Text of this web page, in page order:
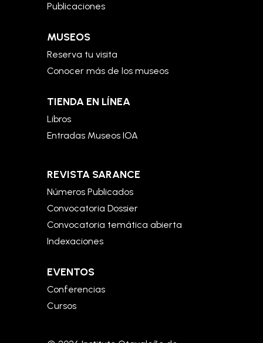
Publicaciones
MUSEOS
Reserva tu visita
Conocer más de los museos
TIENDA EN LÍNEA
Libros
Entradas Museos IOA
REVISTA SARANCE
Números Publicados
Convocatoria Dossier
Convocatoria temática abierta
Indexaciones
EVENTOS
Conferencias
Cursos